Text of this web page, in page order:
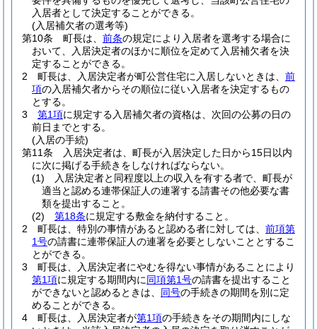
入居者として決定することができる。
(入居補欠者の選考等)
第10条
町長は、 前条の規定により入居者を選考する場合に
おいて、入居決定者のほかに順位を定めて入居補欠者を決
定することができる。
2
町長は、入居決定者が町公営住宅に入居しないときは、 前
項の入居補欠者からその順位に従い入居者を決定するもの
とする。
3
第1項に規定する入居補欠者の資格は、次回の公募の日の
前日までとする。
(入居の手続)
第11条
入居決定者は、町長が入居決定した日から15日以内
に次に掲げる手続きをしなければならない。
(1)
入居決定者と同程度以上の収入を有する者で、町長が
適当と認める連帯保証人の連署する請書その他必要な書
類を提出すること。
(2)
第18条に規定する敷金を納付すること。
2
町長は、特別の事情があると認める者に対しては、 前項第
1号の請書に連帯保証人の連署を必要としないこととするこ
とができる。
3
町長は、入居決定者にやむを得ない事情があることにより
第1項に規定する期間内に同項第1号の請書を提出すること
ができないと認めるときは、 同号の手続きの期間を別に定
めることができる。
4
町長は、入居決定者が第1項の手続きをその期間内にしな